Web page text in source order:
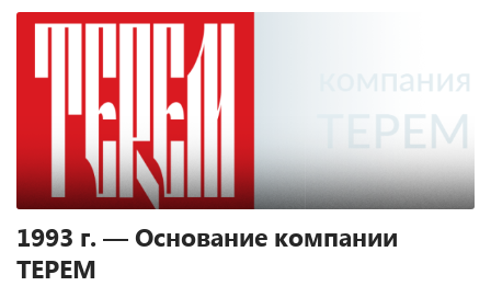
1993 г. — Основание компании
ТЕРЕМ